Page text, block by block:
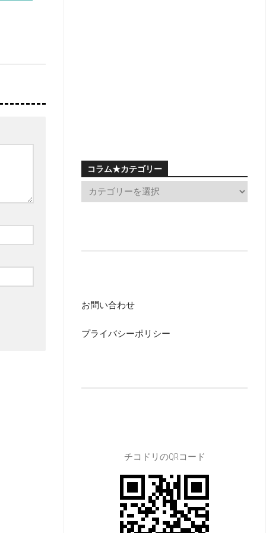
コラム★カテゴリー
お問い合わせ
プライバシーポリシー
チコドリのQRコード